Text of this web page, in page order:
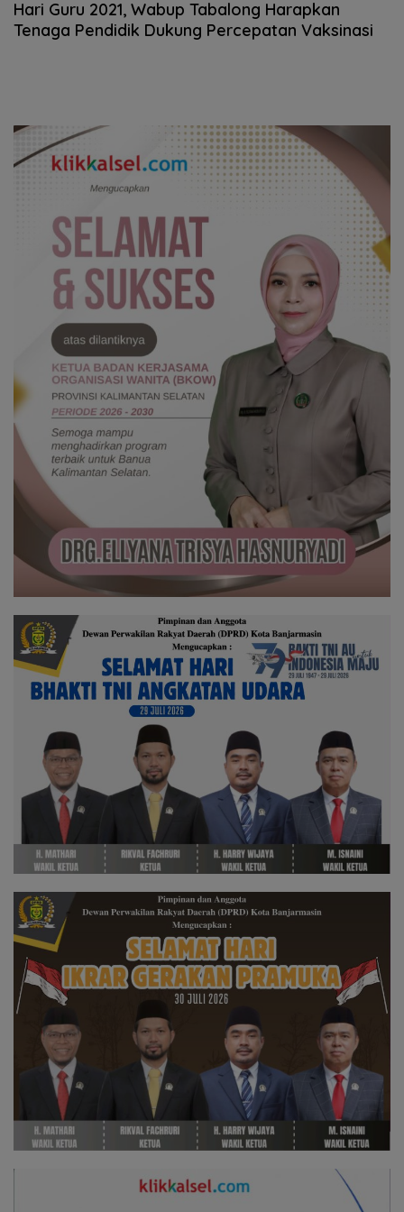
November 2021, 11:27
Hari Guru 2021, Wabup Tabalong Harapkan
Tenaga Pendidik Dukung Percepatan Vaksinasi